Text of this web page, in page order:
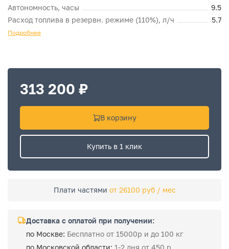
Автономность, часы
9.5
Расход топлива в резервн. режиме (110%), л/ч
5.7
Подробнее
313 200 ₽
В корзину
Купить в 1 клик
Плати частями от 26100 руб / мес
Доставка с оплатой при получении:
по Москве: Бесплатно от 15000р и до 100 кг
по Московской области: 1-2 дня от 450 р